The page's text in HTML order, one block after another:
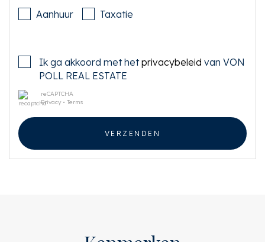
Aanhuur
Taxatie
Ik ga akkoord met hetprivacybeleid van VON
POLL REAL ESTATE
reCAPTCHA
Privacy • Terms
VERZENDEN